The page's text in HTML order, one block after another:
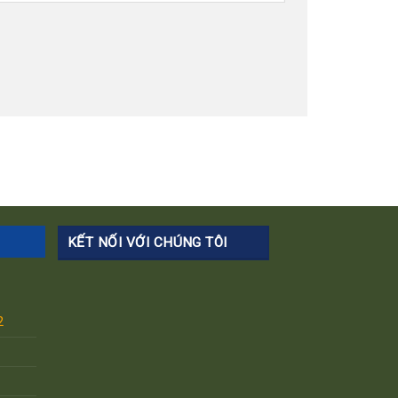
KẾT NỐI VỚI CHÚNG TÔI